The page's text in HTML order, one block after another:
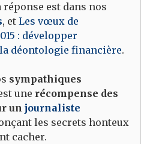
réponse est dans nos
, et Les vœux de
: développer
déontologie financière.
sympathiques
une récompense des
un journaliste
les secrets honteux
cacher.